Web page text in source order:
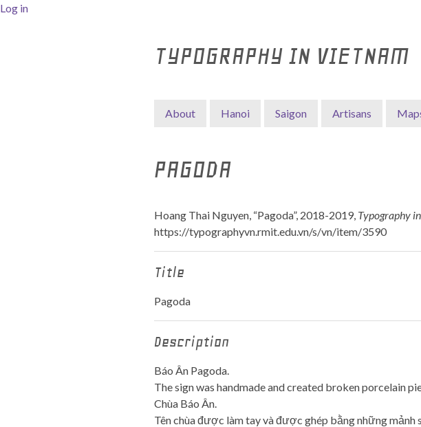
Log in
TYPOGRAPHY IN VIETNAM
About Hanoi Saigon Artisans
PAGODA
Hoang Thai Nguyen, “Pagoda”, 2018-2019, Typography
https://typographyvn.rmit.edu.vn/s/vn/item/3590
Title
Pagoda
Description
Báo Ân Pagoda.
The sign was handmade and created broken porcelain
Chùa Báo Ân.
Tên chùa được làm tay và được ghép bằng những